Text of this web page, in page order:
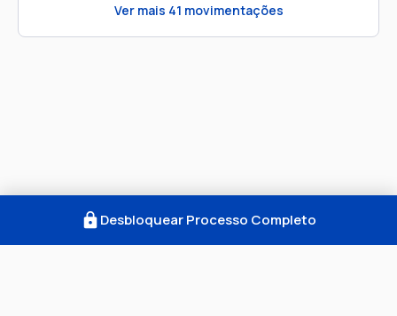
Ver mais 41 movimentações
Desbloquear Processo Completo